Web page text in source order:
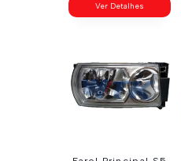
Ver Detalhes